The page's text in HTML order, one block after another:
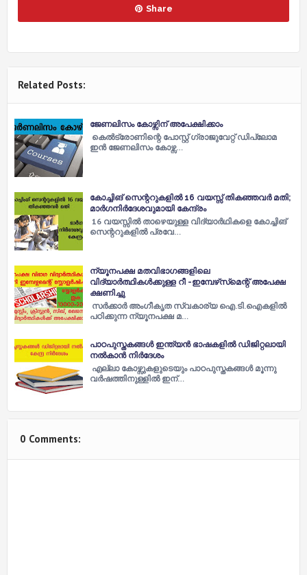
Share
Related Posts:
ജേണലിസം കോഴ്സിന് അപേക്ഷിക്കാം
കെല്‍ട്രോണിന്റെ പോസ്റ്റ് ഗ്രാജുവേറ്റ് ഡിപ്ലോമ
ഇന്‍ ജേണലിസം കോഴ്സ…
കോച്ചിങ് സെന്ററുകളില്‍ 16 വയസ്സ് തികഞ്ഞവര്‍ മതി;
മാര്‍ഗനിര്‍ദേശവുമായി കേന്ദ്രം
16 വയസ്സില്‍ താഴെയുള്ള വിദ്യാർഥികളെ കോച്ചിങ്
സെന്ററുകളില്‍ പ്രവേ…
ന്യൂനപക്ഷ മതവിഭാഗങ്ങളിലെ
വിദ്യാർത്ഥികൾക്കുള്ള റീ -ഇമ്പേഴ്‌സ്‌മെന്റ് അപേക്ഷ
ക്ഷണിച്ചു
സര്‍ക്കാര്‍ അംഗീകൃത സ്വകാര്യ ഐ.ടി.ഐകളില്‍
പഠിക്കുന്ന ന്യൂനപക്ഷ മ…
പാഠപുസ്തകങ്ങള്‍ ഇന്ത്യൻ ഭാഷകളില്‍ ഡിജിറ്റലായി
നല്‍കാൻ നിര്‍ദേശം
എല്ലാ കോഴ്സുകളുടെയും പാഠപുസ്തകങ്ങള്‍ മൂന്നു
വർഷത്തിനുള്ളില്‍ ഇന്…
0 Comments: